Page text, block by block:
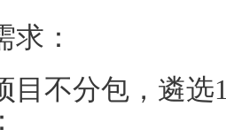
求：
目不分包，遴选